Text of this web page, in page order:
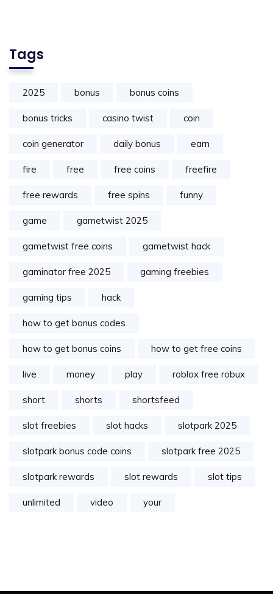
Tags
2025 bonus bonus coins
bonus tricks casino twist coin
coin generator daily bonus earn
fire free free coins freefire
free rewards free spins funny
game gametwist 2025
gametwist free coins gametwist hack
gaminator free 2025 gaming freebies
gaming tips hack
how to get bonus codes
how to get bonus coins how to get free coins
live money play roblox free robux
short shorts shortsfeed
slot freebies slot hacks slotpark 2025
slotpark bonus code coins slotpark free 2025
slotpark rewards slot rewards slot tips
unlimited video your